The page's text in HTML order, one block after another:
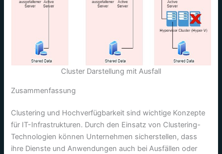
Cluster Darstellung mit Ausfall
Zusammenfassung
Clustering und Hochverfügbarkeit sind wichtige Konzepte
für IT-Infrastrukturen. Durch den Einsatz von Clustering-
Technologien können Unternehmen sicherstellen, dass
ihre Dienste und Anwendungen auch bei Ausfällen oder